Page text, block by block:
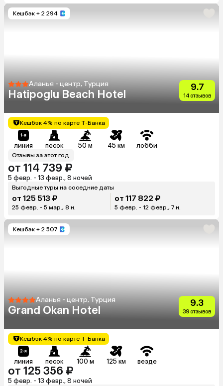
Кешбэк + 2 294
Аланья - центр, Турция
Hatipoglu Beach Hotel
9.7
14 отзывов
Кешбэк 4% по карте Т-Банка
линия песок 50 м 45 км лобби
Отзывы за этот год
от 114 739 ₽
5 февр. - 13 февр., 8 ночей
Выгодные туры на соседние даты
от 125 513 ₽
25 февр. - 5 мар., 8 н.
от 117 822 ₽
5 февр. - 12 февр., 7 н.
Кешбэк + 2 507
Аланья - центр, Турция
Grand Okan Hotel
9.3
39 отзывов
Кешбэк 4% по карте Т-Банка
линия песок 100 м 125 км везде
от 125 356 ₽
5 февр. - 13 февр., 8 ночей